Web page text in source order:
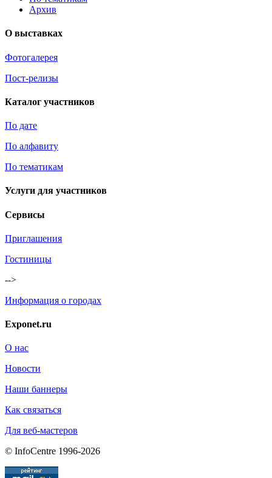
Архив
О выставках
Фотогалерея
Пост-релизы
Каталог участников
По дате
По алфавиту
По тематикам
Услуги для участников
Сервисы
Приглашения
Гостиницы
-->
Информация о городах
Exponet.ru
О нас
Новости
Наши баннеры
Как связаться
Для веб-мастеров
© InfoCentre 1996-2026